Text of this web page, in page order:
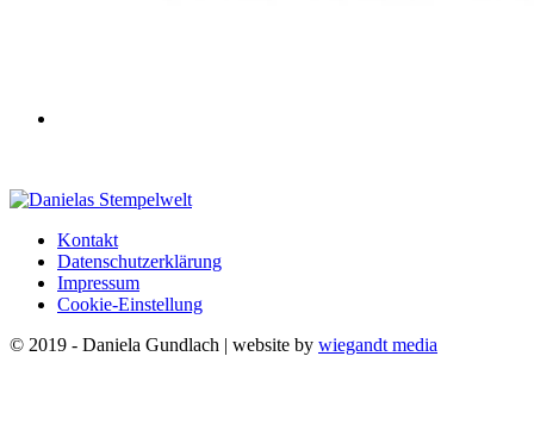
Kontakt
Datenschutzerklärung
Impressum
Cookie-Einstellung
© 2019 - Daniela Gundlach | website by wiegandt media